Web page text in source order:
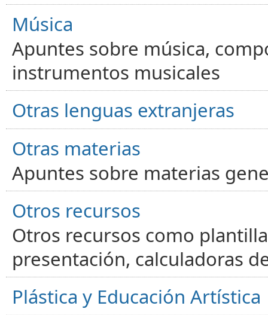
Música
Apuntes sobre música,
instrumentos musicales
Otras lenguas extranjeras
Otras materias
Apuntes sobre materias
Otros recursos
Otros recursos como
presentación, calculadoras
Plástica y Educación Artística